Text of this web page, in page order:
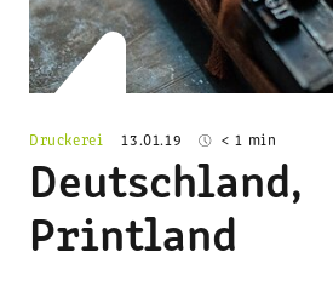
Druckerei 13.01.19 < 1 min
Deutschland,
Printland